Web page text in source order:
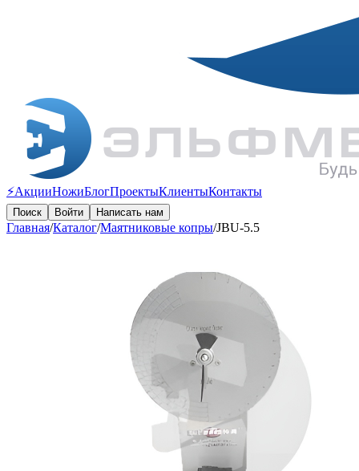
⚡️АкцииНожиБлогПроектыКлиентыКонтакты
Поиск Войти Написать нам
Главная/Каталог/Маятниковые копры/JBU-5.5